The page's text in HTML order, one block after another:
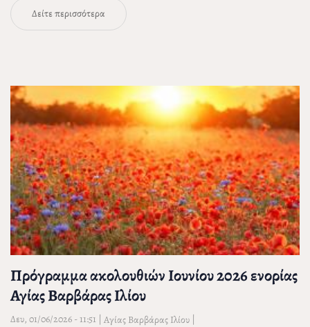
Δείτε περισσότερα
Πρόγραμμα ακολουθιών Ιουνίου 2026 ενορίας
Αγίας Βαρβάρας Ιλίου
Δευ, 01/06/2026 - 11:51 | Αγίας Βαρβάρας Ιλίου |